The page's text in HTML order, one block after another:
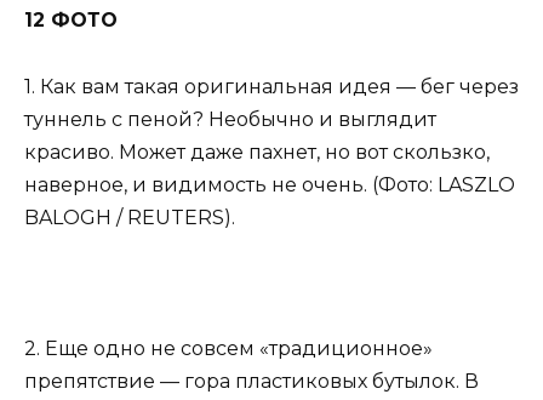
12 ФОТО
1. Как вам такая оригинальная идея — бег через
туннель с пеной? Необычно и выглядит
красиво. Может даже пахнет, но вот скользко,
наверное, и видимость не очень. (Фото: LASZLO
BALOGH / REUTERS).
2. Еще одно не совсем «традиционное»
препятствие — гора пластиковых бутылок. В